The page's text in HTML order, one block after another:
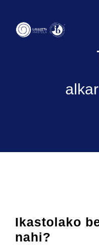
Ikastolako
nahi?